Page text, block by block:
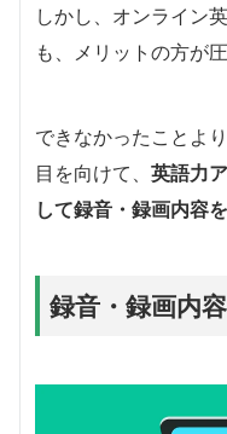
しかし、オンライン
も、メリットの方が
できなかったことよ
目を向けて、 英語力
して録音・録画内容
録音・録画内